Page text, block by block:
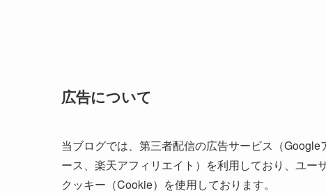
広告について
当ブログでは、第三者配信の広告サービス（
ース、楽天アフィリエイト）を利用しており、ユー
クッキー（Cookie）を使用しております。